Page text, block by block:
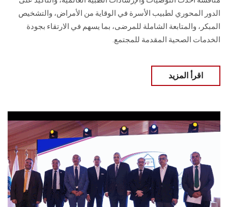
الدور المحوري لطبيب الأسرة في الوقاية من الأمراض، والتشخيص
المبكر، والمتابعة الشاملة للمرضى، بما يسهم في الارتقاء بجودة
الخدمات الصحية المقدمة للمجتمع.
اقرأ المزيد